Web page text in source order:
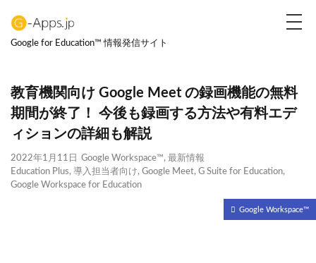
Google for Education™ 情報発信サイト
教育機関向け Google Meet の録画機能の無料
期間が終了！ 今後も録画する方法や有料エデ
ィションの詳細も解説
2022年1月11日 Google Workspace™, 最新情報
Education Plus, 導入担当者向け, Google Meet, G Suite for Education,
Google Workspace for Education
Google Workspace™
デザイン
タグ
デジタルトランスフォーメーション DX
管理方法